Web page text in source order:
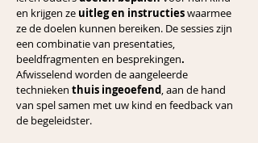
en krijgen ze uitleg en instructieswaarmee
ze de doelen kunnen bereiken. De sessies zijn
een combinatie van presentaties,
beeldfragmenten en besprekingen.
Afwisselend worden de aangeleerde
technieken thuis ingeoefend, aan de hand
van spel samen met uw kind en feedback van
de begeleidster.